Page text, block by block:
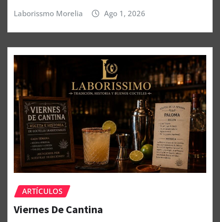
Laborissmo Morelia Ago 1, 2026
ARTÍCULOS
Viernes De Cantina